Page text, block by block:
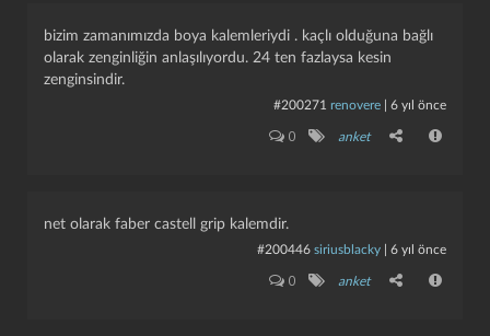
bizim zamanımızda boya kalemleriydi . kaçlı olduğuna bağlı
olarak zenginliğin anlaşılıyordu. 24 ten fazlaysa kesin
zenginsindir.
#200271 renovere 6 yıl önce
0 anket
net olarak faber castell grip kalemdir.
#200446 siriusblacky 6 yıl önce
0 anket